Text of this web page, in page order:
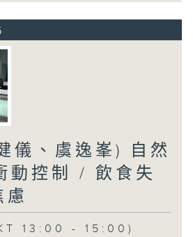
儀、虞逸峯) 自然
動控制 / 飲食失
慮
13:00 - 15:00)